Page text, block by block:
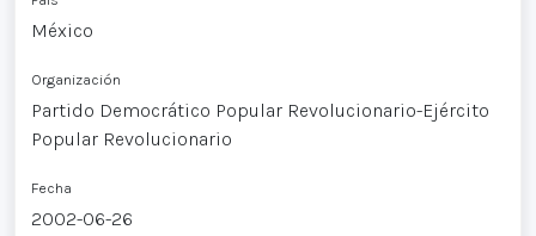
México
Organización
Partido Democrático Popular Revolucionario-Ejército
Popular Revolucionario
Fecha
2002-06-26